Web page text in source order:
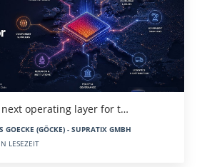
next operating layer for t…
GOECKE (GÖCKE) - SUPRATIX GMBH
LESEZEIT